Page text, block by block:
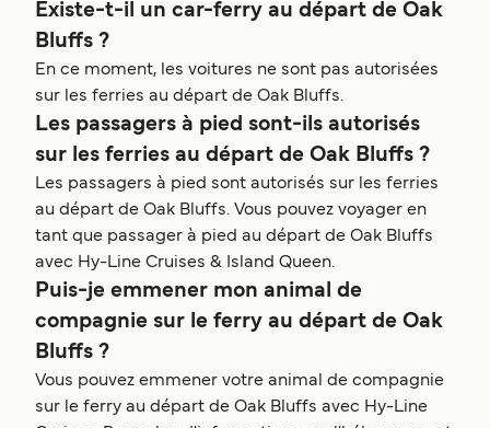
Existe-t-il un car-ferry au départ de Oak
Bluffs ?
En ce moment, les voitures ne sont pas autorisées
sur les ferries au départ de Oak Bluffs.
Les passagers à pied sont-ils autorisés
sur les ferries au départ de Oak Bluffs ?
Les passagers à pied sont autorisés sur les ferries
au départ de Oak Bluffs. Vous pouvez voyager en
tant que passager à pied au départ de Oak Bluffs
avec Hy-Line Cruises & Island Queen.
Puis-je emmener mon animal de
compagnie sur le ferry au départ de Oak
Bluffs ?
Vous pouvez emmener votre animal de compagnie
sur le ferry au départ de Oak Bluffs avec Hy-Line